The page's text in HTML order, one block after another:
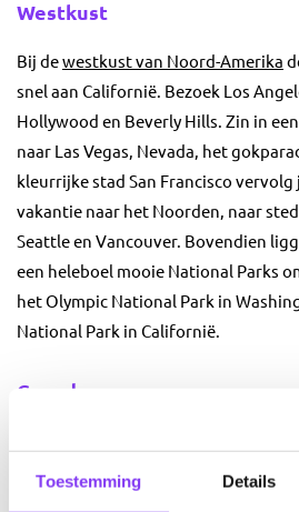
Toestemming Details
Westkust
Bij dewestkust van Noord-Amerika
snel aan Californië. Bezoek Los
Hollywood en Beverly Hills. Zin in
naar Las Vegas, Nevada, het
kleurrijke stad San Francisco vervolg
vakantie naar het Noorden, naar
Seattle en Vancouver. Bovendien
een heleboel mooie National Parks
het Olympic National Park in
National Park in Californië.
Canada
wereld vind je zoveel uitgestrekte